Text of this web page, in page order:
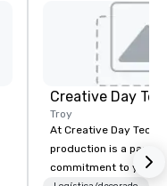
Creative Day
Troy
At Creative Day
production is a passion
commitment to you,